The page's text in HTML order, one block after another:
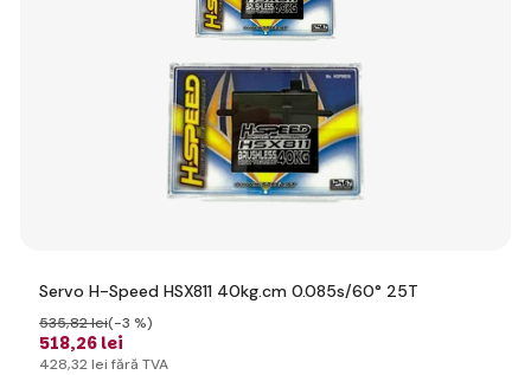
Servo H-Speed HSX811 40kg.cm 0.085s/60° 25T
518,26 lei
535,82 lei(-3 %)
428,32 lei fără TVA